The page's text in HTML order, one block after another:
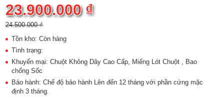
23.900.000 ₫
24.500.000 ₫
Tồn kho: Còn hàng
Tình trạng:
Khuyến mại: Chuột Không Dây Cao Cấp, Miếng Lót Chuột , Bao
chống Sốc
Bảo hành: Chế độ bảo hành Lên đến 12 tháng với phần cứng mặc
định 3 tháng.